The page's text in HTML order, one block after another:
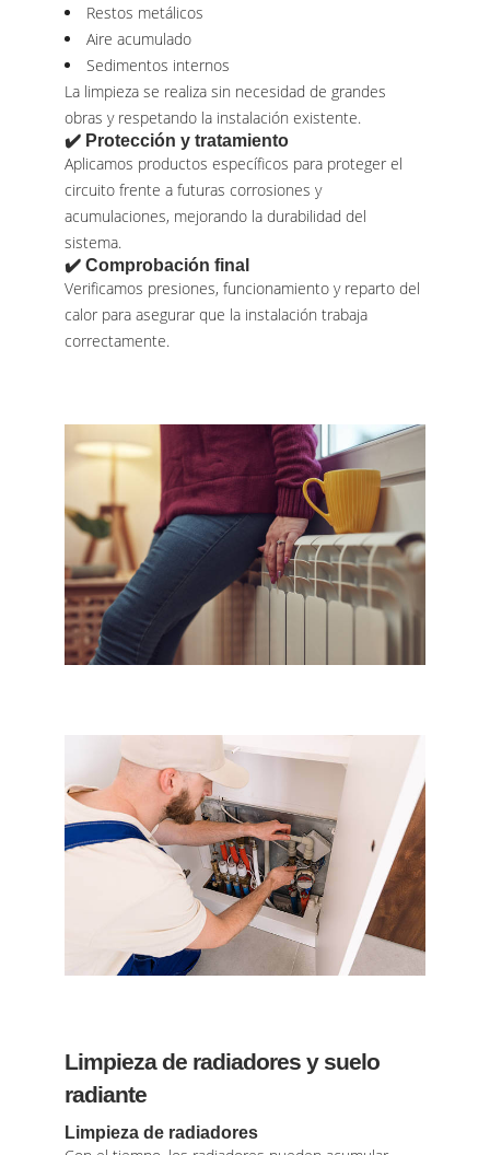
Restos metálicos
Aire acumulado
Sedimentos internos
La limpieza se realiza sin necesidad de grandes
obras y respetando la instalación existente.
✔️ Protección y tratamiento
Aplicamos productos específicos para proteger el
circuito frente a futuras corrosiones y
acumulaciones, mejorando la durabilidad del
sistema.
✔️ Comprobación final
Verificamos presiones, funcionamiento y reparto del
calor para asegurar que la instalación trabaja
correctamente.
Limpieza de radiadores y suelo
radiante
Limpieza de radiadores